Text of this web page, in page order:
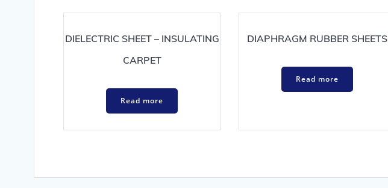
DIELECTRIC SHEET – INSULATING
CARPET
Read more
DIAPHRAGM RUBBER SHEETS
Read more